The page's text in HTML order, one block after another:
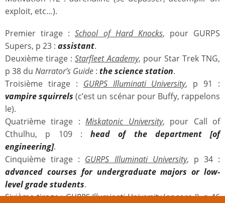
exploit, etc…).
Premier tirage :School of Hard Knocks, pour GURPS
Supers, p 23 : assistant.
Deuxième tirage :Starfleet Academy, pour Star Trek TNG,
p 38 du Narrator’s Guide : the science station.
Troisième tirage : GURPS Illuminati University, p 91 :
vampire squirrels (c’est un scénar pour Buffy, rappelons
le).
Quatrième tirage :Miskatonic University, pour Call of
Cthulhu, p 109 : head of the department [of
engineering].
Cinquième tirage : GURPS Illuminati University, p 34 :
advanced courses for undergraduate majors or low-
level grade students.
Sixième tirage :GURPS Illuminati University(encore !), p 46